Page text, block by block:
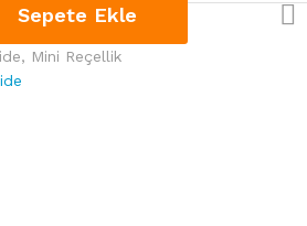
Sepete Ekle
, Mini Reçellik